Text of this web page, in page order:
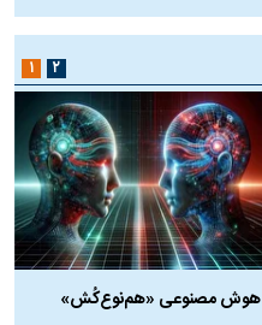
هوش مصنوعی «هم‌نوع‌کُش»
۱ ۲